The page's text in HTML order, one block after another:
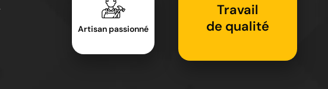
Artisan passionné
Travail
de qualité